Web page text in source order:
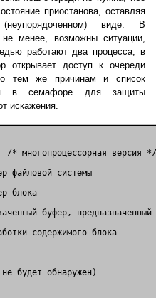
приостанова, оставляя
виде. В
менее, возможны ситуации,
работают два процесса; в
открывает доступ к очереди
тем же причинам и список
в семафоре для защиты
искажения.
/* многопроцессорная
номер файловой
номер
буфер, предназначенный
обработки содержимого
буфер не будет